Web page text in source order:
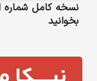
نسخه کامل شماره
بخوانید